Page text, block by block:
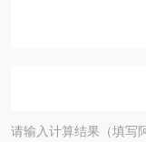
请输入计算结果（填写